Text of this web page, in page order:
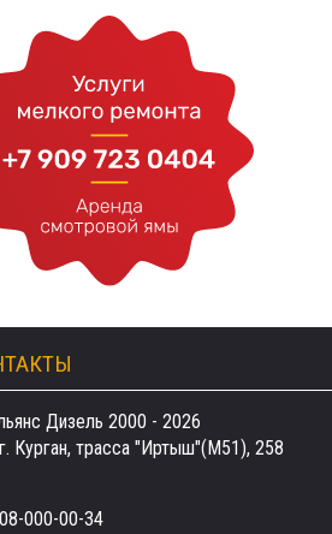
Дизель 2000 - 2026
Курган, трасса "Иртыш"(М51), 258
000-00-34